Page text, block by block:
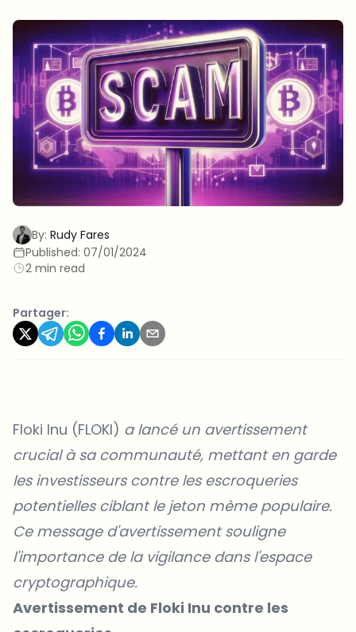
By: Rudy Fares
Published: 07/01/2024
2 min read
Partager:
Floki Inu (FLOKI) a lancé un avertissement
crucial à sa communauté, mettant en garde
les investisseurs contre les escroqueries
potentielles ciblant le jeton mème populaire.
Ce message d'avertissement souligne
l'importance de la vigilance dans l'espace
cryptographique.
Avertissement de Floki Inu contre les